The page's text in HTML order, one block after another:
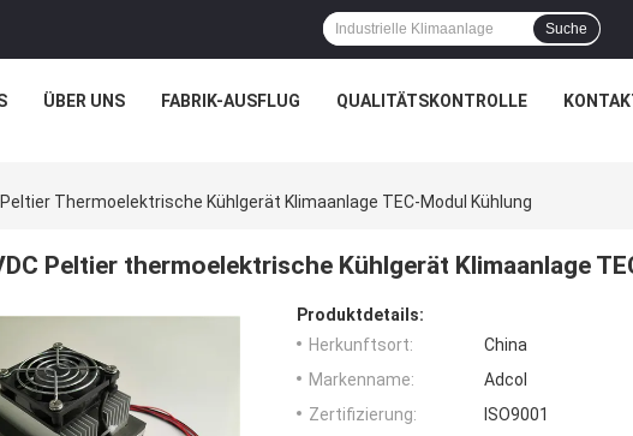
Suche
ÜBER UNS FABRIK-AUSFLUG QUALITÄTSKONTROLLE
Peltier Thermoelektrische Kühlgerät Klimaanlage TEC-Modul Kühlung
Peltier thermoelektrische Kühlgerät Klimaanlage
Produktdetails:
Herkunftsort:
China
Markenname:
Adcol
Zertifizierung:
ISO9001